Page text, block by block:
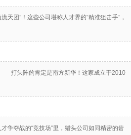
团”！这些公司堪称人才界的“精准狙击手”，
头阵的肯定是南方新华！这家成立于2010
夺战的“竞技场”里，猎头公司如同精密的齿